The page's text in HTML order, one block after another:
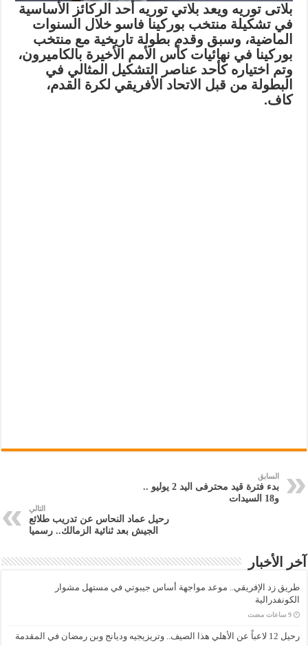
بلاتى توريه ويعد بلاتي توريه أحد الركائز الأساسية
في تشكيلة منتخب بوركينا فاسو خلال السنوات
الماضية، وسبق وقدم بطولة تاريخية مع منتخب
بوركينا في نهائيات كأس الأمم الأخيرة بالكاميرون،
وتم اختياره كأحد عناصر التشكيل المثالي في
البطولة من قبل الاتحاد الأفريقي لكرة القدم،
كاف.
السابق
بدء فترة قيد محترفى اليد 2 يوليو ..
و18 السيدات
التالي
رحيل عماد النحاس عن تدريب طلائع
الجيش بعد ثنائية الزمالك.. رسميا
آخر الأخبار
طريق زد الإفريقي.. موعد مواجهة أساس جيبوتي في مستهل مشوار
الكونفدرالية
‏9 ساعات مضت
رحيل 12 لاعباً عن الأهلي هذا الصيف.. وتريزيجيه وديانج وبن رمضان في المقدمة